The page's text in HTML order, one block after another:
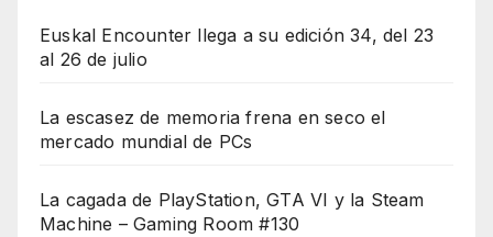
Euskal Encounter llega a su edición 34, del 23
al 26 de julio
La escasez de memoria frena en seco el
mercado mundial de PCs
La cagada de PlayStation, GTA VI y la Steam
Machine – Gaming Room #130